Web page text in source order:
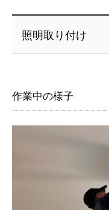
照明取り付け
作業中の様子